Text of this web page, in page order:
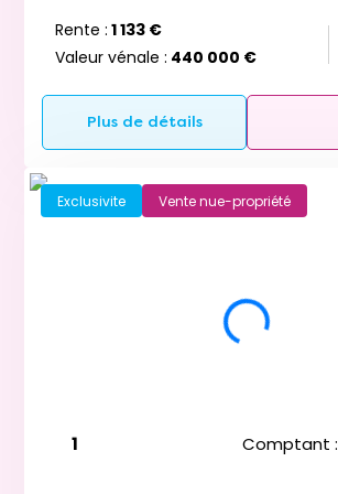
Rente : 1 133 €
Valeur vénale : 440 000 €
Plus de détails
Exclusivite Vente nue-propriété
1 Comptant :